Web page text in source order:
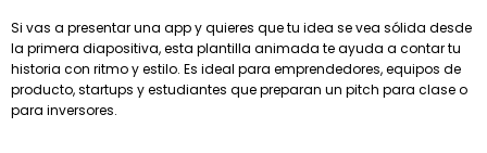
Si vas a presentar una app y quieres que tu idea se vea sólida desde
la primera diapositiva, esta plantilla animada te ayuda a contar tu
historia con ritmo y estilo. Es ideal para emprendedores, equipos de
producto, startups y estudiantes que preparan un pitch para clase o
para inversores.